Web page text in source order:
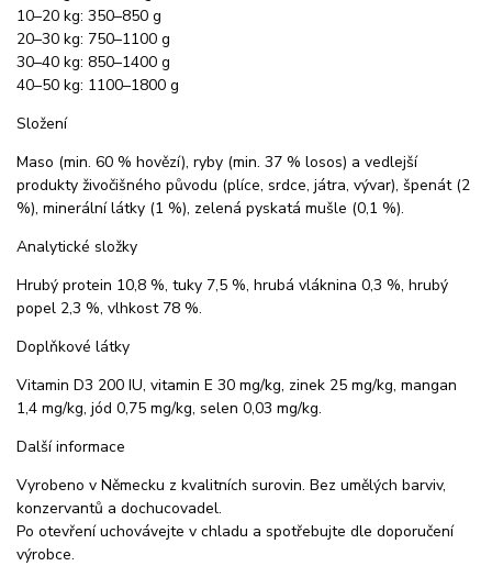
10–20 kg: 350–850 g
20–30 kg: 750–1100 g
30–40 kg: 850–1400 g
40–50 kg: 1100–1800 g
Složení
Maso (min. 60 % hovězí), ryby (min. 37 % losos) a vedlejší
produkty živočišného původu (plíce, srdce, játra, vývar), špenát (2
%), minerální látky (1 %), zelená pyskatá mušle (0,1 %).
Analytické složky
Hrubý protein 10,8 %, tuky 7,5 %, hrubá vláknina 0,3 %, hrubý
popel 2,3 %, vlhkost 78 %.
Doplňkové látky
Vitamin D3 200 IU, vitamin E 30 mg/kg, zinek 25 mg/kg, mangan
1,4 mg/kg, jód 0,75 mg/kg, selen 0,03 mg/kg.
Další informace
Vyrobeno v Německu z kvalitních surovin. Bez umělých barviv,
konzervantů a dochucovadel.
Po otevření uchovávejte v chladu a spotřebujte dle doporučení
výrobce.